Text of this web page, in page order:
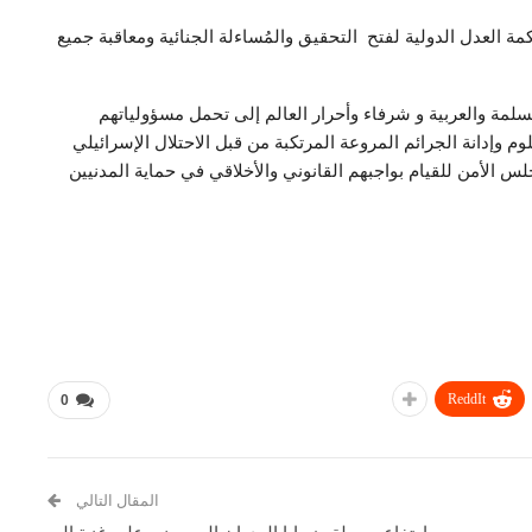
الدولية لفتح التحقيق والمُساءلة الجنائية ومعاقبة جميع
والعربية و شرفاء وأحرار العالم إلى تحمل مسؤولياتهم
الجرائم المروعة المرتكبة من قبل الاحتلال الإسرائيلي
للقيام بواجبهم القانوني والأخلاقي في حماية المدنيين
0 ReddIt
المقال التالي